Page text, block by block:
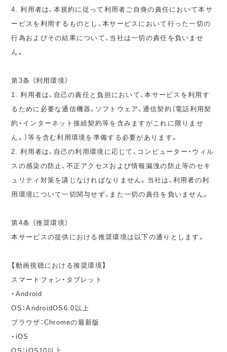
4. 利用者は、本規約に従って利用者ご自身の責任において本サ
ービスを利用するものとし、本サービスにおいて行った一切の
行為およびその結果について、当社は一切の責任を負いませ
ん。
第3条 （利用環境）
1. 利用者は、自己の責任と負担において、本サービスを利用す
るために必要な通信機器、ソフトウェア、通信契約（電話利用契
約・インターネット接続契約等を含みますがこれに限りませ
ん。）等を含む利用環境を準備する必要があります。
2. 利用者は、自己の利用環境に応じて、コンピューター・ウィル
スの感染の防止、不正アクセスおよび情報漏洩の防止等のセキ
ュリティ対策を講じなければなりません。当社は、利用者の利
用環境について一切関与せず、また一切の責任を負いません。
第4条 （推奨環境）
本サービスの提供における推奨環境は以下の通りとします。
【動画視聴における推奨環境】
スマートフォン・タブレット
・Android
OS：AndroidOS6.0以上
ブラウザ：Chromeの最新版
・iOS
OS：iOS10以上